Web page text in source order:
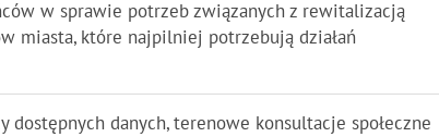
w sprawie potrzeb związanych z rewitalizacją
miasta, które najpilniej potrzebują działań
dostępnych danych, terenowe konsultacje społeczne